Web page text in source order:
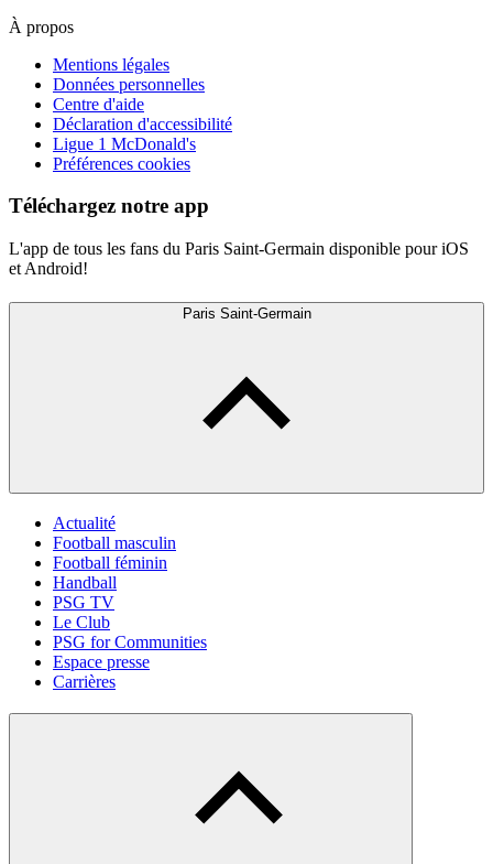
À propos
Mentions légales
Données personnelles
Centre d'aide
Déclaration d'accessibilité
Ligue 1 McDonald's
Préférences cookies
Téléchargez notre app
L'app de tous les fans du Paris Saint-Germain disponible pour iOS
et Android!
Paris Saint-Germain
Actualité
Football masculin
Football féminin
Handball
PSG TV
Le Club
PSG for Communities
Espace presse
Carrières